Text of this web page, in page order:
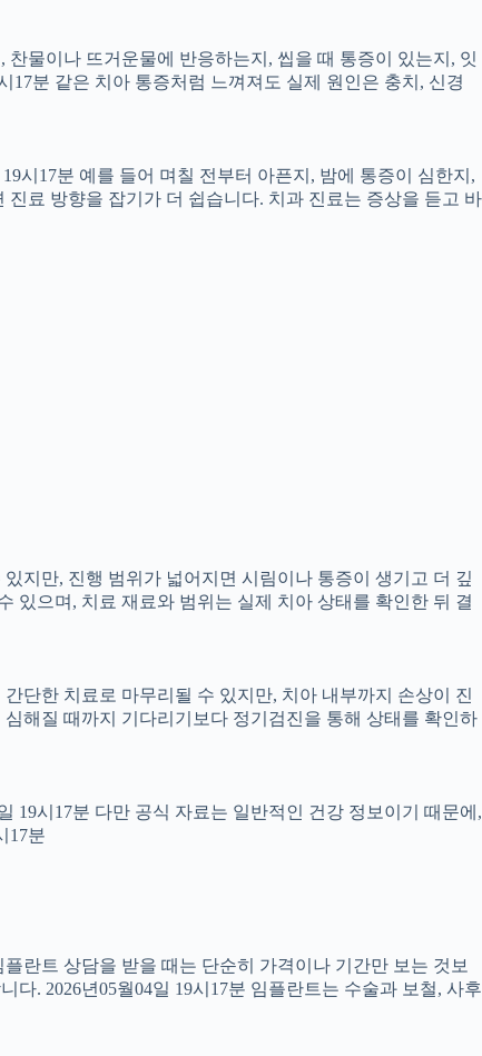
물이나 뜨거운물에 반응하는지, 씹을 때 통증이 있는지, 잇
17분 같은 치아 통증처럼 느껴져도 실제 원인은 충치, 신경
시17분 예를 들어 며칠 전부터 아픈지, 밤에 통증이 심한지,
료 방향을 잡기가 더 쉽습니다. 치과 진료는 증상을 듣고 바
지만, 진행 범위가 넓어지면 시림이나 통증이 생기고 더 깊
있으며, 치료 재료와 범위는 실제 치아 상태를 확인한 뒤 결
단한 치료로 마무리될 수 있지만, 치아 내부까지 손상이 진
해질 때까지 기다리기보다 정기검진을 통해 상태를 확인하
19시17분 다만 공식 자료는 일반적인 건강 정보이기 때문에,
17분
란트 상담을 받을 때는 단순히 가격이나 기간만 보는 것보
. 2026년05월04일 19시17분 임플란트는 수술과 보철, 사후